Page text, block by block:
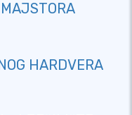
HARDVERA